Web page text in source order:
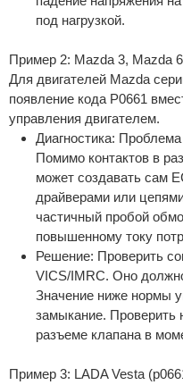
под нагрузкой.
Пример 2: Mazda 3, Mazda
Для двигателей Mazda
появление кода P0661
управления двигателем.
Диагностика:
Помимо контактов в
может создавать сам
драйверами или
частичный пробой
повышенному току
Решение: Проверить
VICS/IMRC. Оно
Значение ниже нормы
замыкание. Проверить
разъеме клапана в
Пример 3: LADA Vesta